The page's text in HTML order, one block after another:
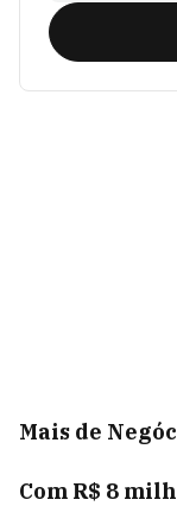
Mais de
Com R$ 8